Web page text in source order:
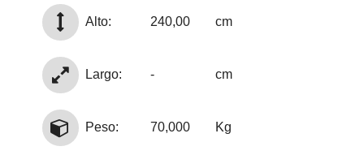
Alto: 240,00 cm
Largo: - cm
Peso: 70,000 Kg